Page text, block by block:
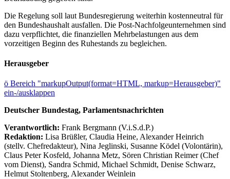
Die Regelung soll laut Bundesregierung weiterhin kostenneutral für
den Bundeshaushalt ausfallen. Die Post-Nachfolgeunternehmen sind
dazu verpflichtet, die finanziellen Mehrbelastungen aus dem
vorzeitigen Beginn des Ruhestands zu begleichen.
Herausgeber
ö Bereich "markupOutput(format=HTML, markup=Herausgeber)"
ein-/ausklappen
Deutscher Bundestag, Parlamentsnachrichten
Verantwortlich: Frank Bergmann (V.i.S.d.P.)
Redaktion: Lisa Brüßler, Claudia Heine, Alexander Heinrich
(stellv. Chefredakteur), Nina Jeglinski, Susanne Ködel (Volontärin),
Claus Peter Kosfeld, Johanna Metz, Sören Christian Reimer (Chef
vom Dienst), Sandra Schmid, Michael Schmidt, Denise Schwarz,
Helmut Stoltenberg, Alexander Weinlein